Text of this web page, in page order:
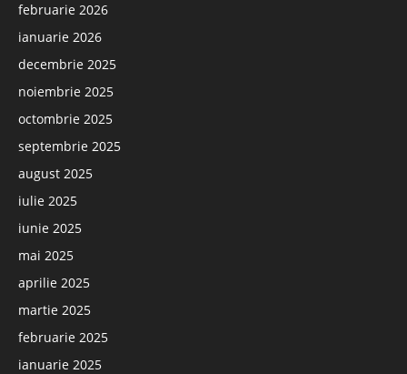
februarie 2026
ianuarie 2026
decembrie 2025
noiembrie 2025
octombrie 2025
septembrie 2025
august 2025
iulie 2025
iunie 2025
mai 2025
aprilie 2025
martie 2025
februarie 2025
ianuarie 2025